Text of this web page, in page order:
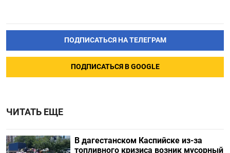
ПОДПИСАТЬСЯ НА ТЕЛЕГРАМ
ПОДПИСАТЬСЯ В GOOGLE
ЧИТАТЬ ЕЩЕ
В дагестанском Каспийске из-за
топливного кризиса возник мусорный